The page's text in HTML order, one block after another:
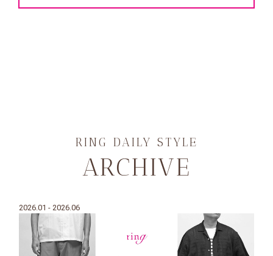
RING DAILY STYLE
ARCHIVE
2026.01 - 2026.06